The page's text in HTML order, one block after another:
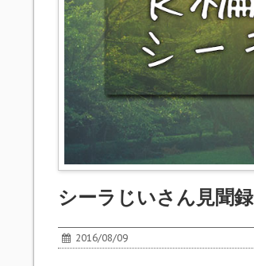
シーラじいさん見聞録
2016/08/09